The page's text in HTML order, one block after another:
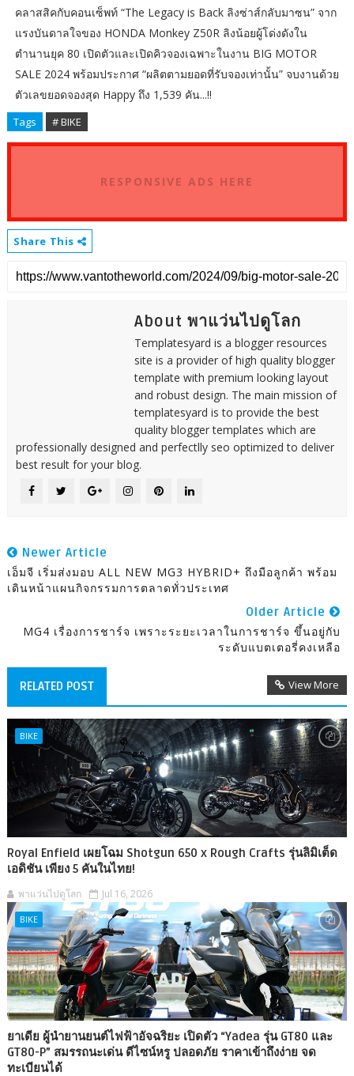
คลาสสิคกับคอนเซ็พท์ “The Legacy is Back ลิงซ่าส์กลับมาซน” จาก
แรงบันดาลใจของ HONDA Monkey Z50R ลิงน้อยผู้โด่งดังใน
ตำนานยุค 80 เปิดตัวและเปิดคิวจองเฉพาะในงาน BIG MOTOR
SALE 2024 พร้อมประกาศ “ผลิตตามยอดที่รับจองเท่านั้น” จบงานด้วย
ตัวเลขยอดจองสุด Happy ถึง 1,539 คัน...!!
Tags # BIKE
RESPONSIVE ADS HERE
Share This
About พาแว่นไปดูโลก
Templatesyard is a blogger resources
site is a provider of high quality blogger
template with premium looking layout
and robust design. The main mission of
templatesyard is to provide the best
quality blogger templates which are
professionally designed and perfectlly seo optimized to deliver
best result for your blog.
Newer Article
เอ็มจี เริ่มส่งมอบ ALL NEW MG3 HYBRID+ ถึงมือลูกค้า พร้อม
เดินหน้าแผนกิจกรรมการตลาดทั่วประเทศ
Older Article
MG4 เรื่องการชาร์จ เพราะระยะเวลาในการชาร์จ ขึ้นอยู่กับ
ระดับแบตเตอรี่คงเหลือ
RELATED POST View More
BIKE
Royal Enfield เผยโฉม Shotgun 650 x Rough Crafts รุ่นลิมิเต็ด
เอดิชัน เพียง 5 คันในไทย!
พาแว่นไปดูโลก Jul 16, 2026
BIKE
ยาเดีย ผู้นำยานยนต์ไฟฟ้าอัจฉริยะ เปิดตัว “Yadea รุ่น GT80 และ
GT80-P” สมรรถนะเด่น ดีไซน์หรู ปลอดภัย ราคาเข้าถึงง่าย จด
ทะเบียนได้